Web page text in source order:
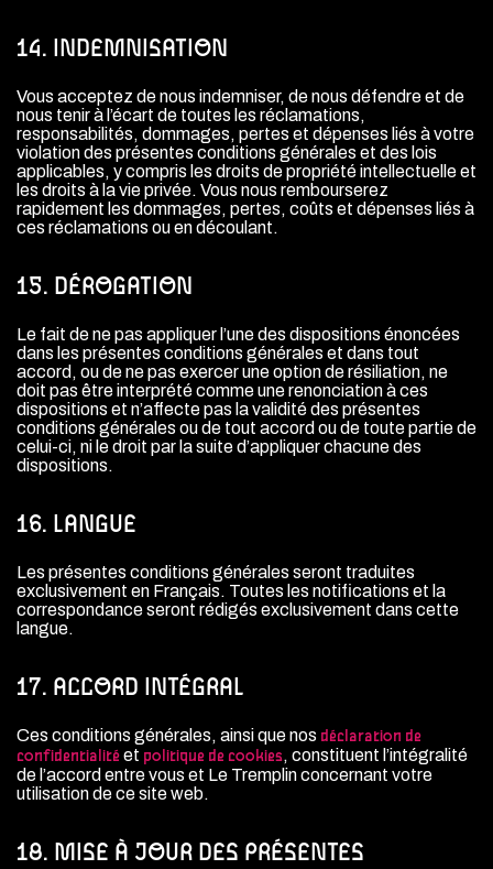
14. INDEMNISATION
Vous acceptez de nous indemniser, de nous défendre et de
nous tenir à l’écart de toutes les réclamations,
responsabilités, dommages, pertes et dépenses liés à votre
violation des présentes conditions générales et des lois
applicables, y compris les droits de propriété intellectuelle et
les droits à la vie privée. Vous nous rembourserez
rapidement les dommages, pertes, coûts et dépenses liés à
ces réclamations ou en découlant.
15. DÉROGATION
Le fait de ne pas appliquer l’une des dispositions énoncées
dans les présentes conditions générales et dans tout
accord, ou de ne pas exercer une option de résiliation, ne
doit pas être interprété comme une renonciation à ces
dispositions et n’affecte pas la validité des présentes
conditions générales ou de tout accord ou de toute partie de
celui-ci, ni le droit par la suite d’appliquer chacune des
dispositions.
16. LANGUE
Les présentes conditions générales seront traduites
exclusivement en Français. Toutes les notifications et la
correspondance seront rédigés exclusivement dans cette
langue.
17. ACCORD INTÉGRAL
Ces conditions générales, ainsi que nos déclaration de
confidentialitéet politique de cookies, constituent l’intégralité
de l’accord entre vous et Le Tremplin concernant votre
utilisation de ce site web.
18. MISE À JOUR DES PRÉSENTES